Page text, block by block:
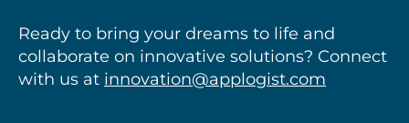
Ready to bring your dreams to life and
collaborate on innovative solutions? Connect
with us at innovation@applogist.com